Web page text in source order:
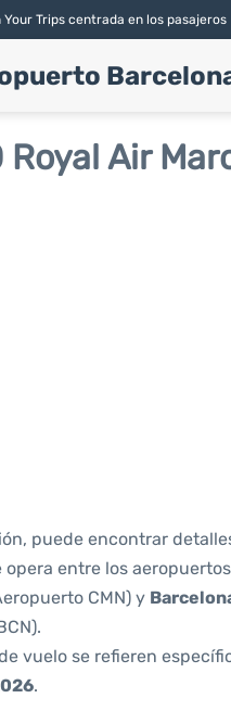
Your Trips centrada en los pasajeros
Royal Air
puede encontrar
entre los
CMN) y
vuelo se refieren
.